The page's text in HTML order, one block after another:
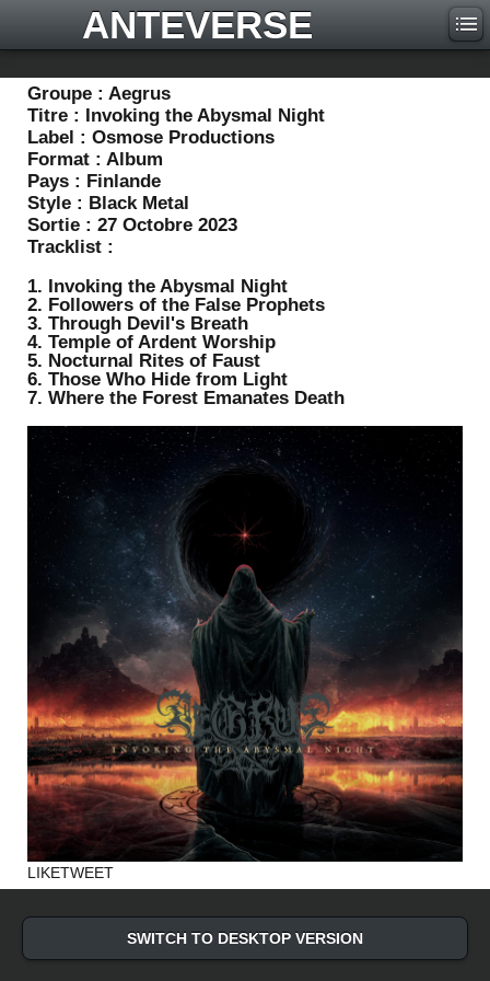
ANTEVERSE
Groupe : Aegrus
Titre : Invoking the Abysmal Night
Label : Osmose Productions
Format : Album
Pays : Finlande
Style : Black Metal
Sortie : 27 Octobre 2023
Tracklist :
1. Invoking the Abysmal Night
2. Followers of the False Prophets
3. Through Devil's Breath
4. Temple of Ardent Worship
5. Nocturnal Rites of Faust
6. Those Who Hide from Light
7. Where the Forest Emanates Death
LIKETWEET
SWITCH TO DESKTOP VERSION